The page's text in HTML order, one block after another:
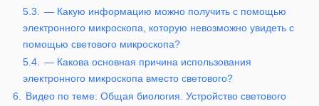
5.3.
— Какую информацию можно получить с помощью
электронного микроскопа, которую невозможно увидеть с
помощью светового микроскопа?
5.4.
— Какова основная причина использования
электронного микроскопа вместо светового?
6.
Видео по теме: Общая биология. Устройство светового